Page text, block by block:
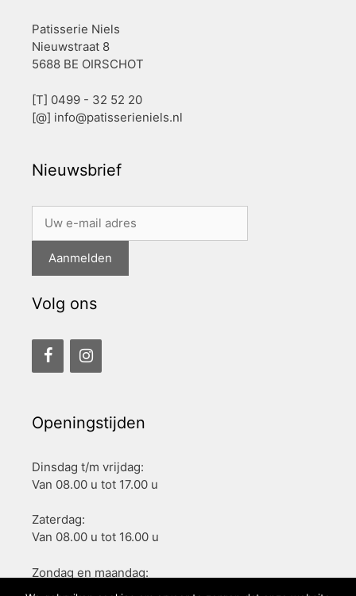
Patisserie Niels
Nieuwstraat 8
5688 BE OIRSCHOT
[T] 0499 - 32 52 20
[@] info@patisserieniels.nl
Nieuwsbrief
Volg ons
Openingstijden
Dinsdag t/m vrijdag:
Van 08.00 u tot 17.00 u
Zaterdag:
Van 08.00 u tot 16.00 u
Zondag en maandag: